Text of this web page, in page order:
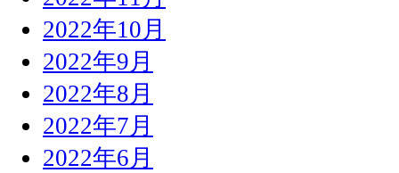
2022年10月
2022年9月
2022年8月
2022年7月
2022年6月